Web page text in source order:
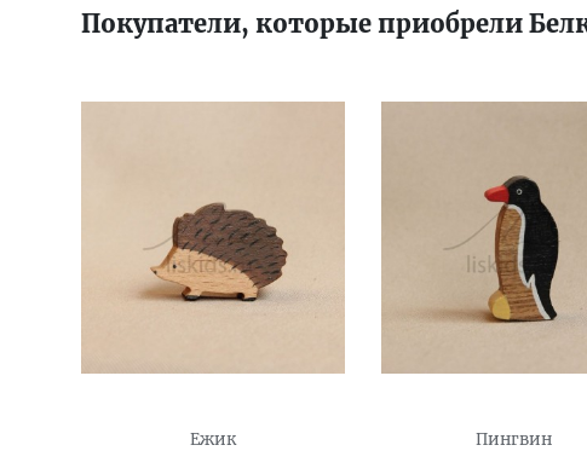
Покупатели, которые приобрели
Ежик Пингвин